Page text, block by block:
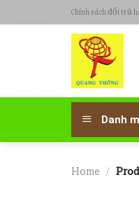
to
Chính sách đổi trả
Danh
Home /